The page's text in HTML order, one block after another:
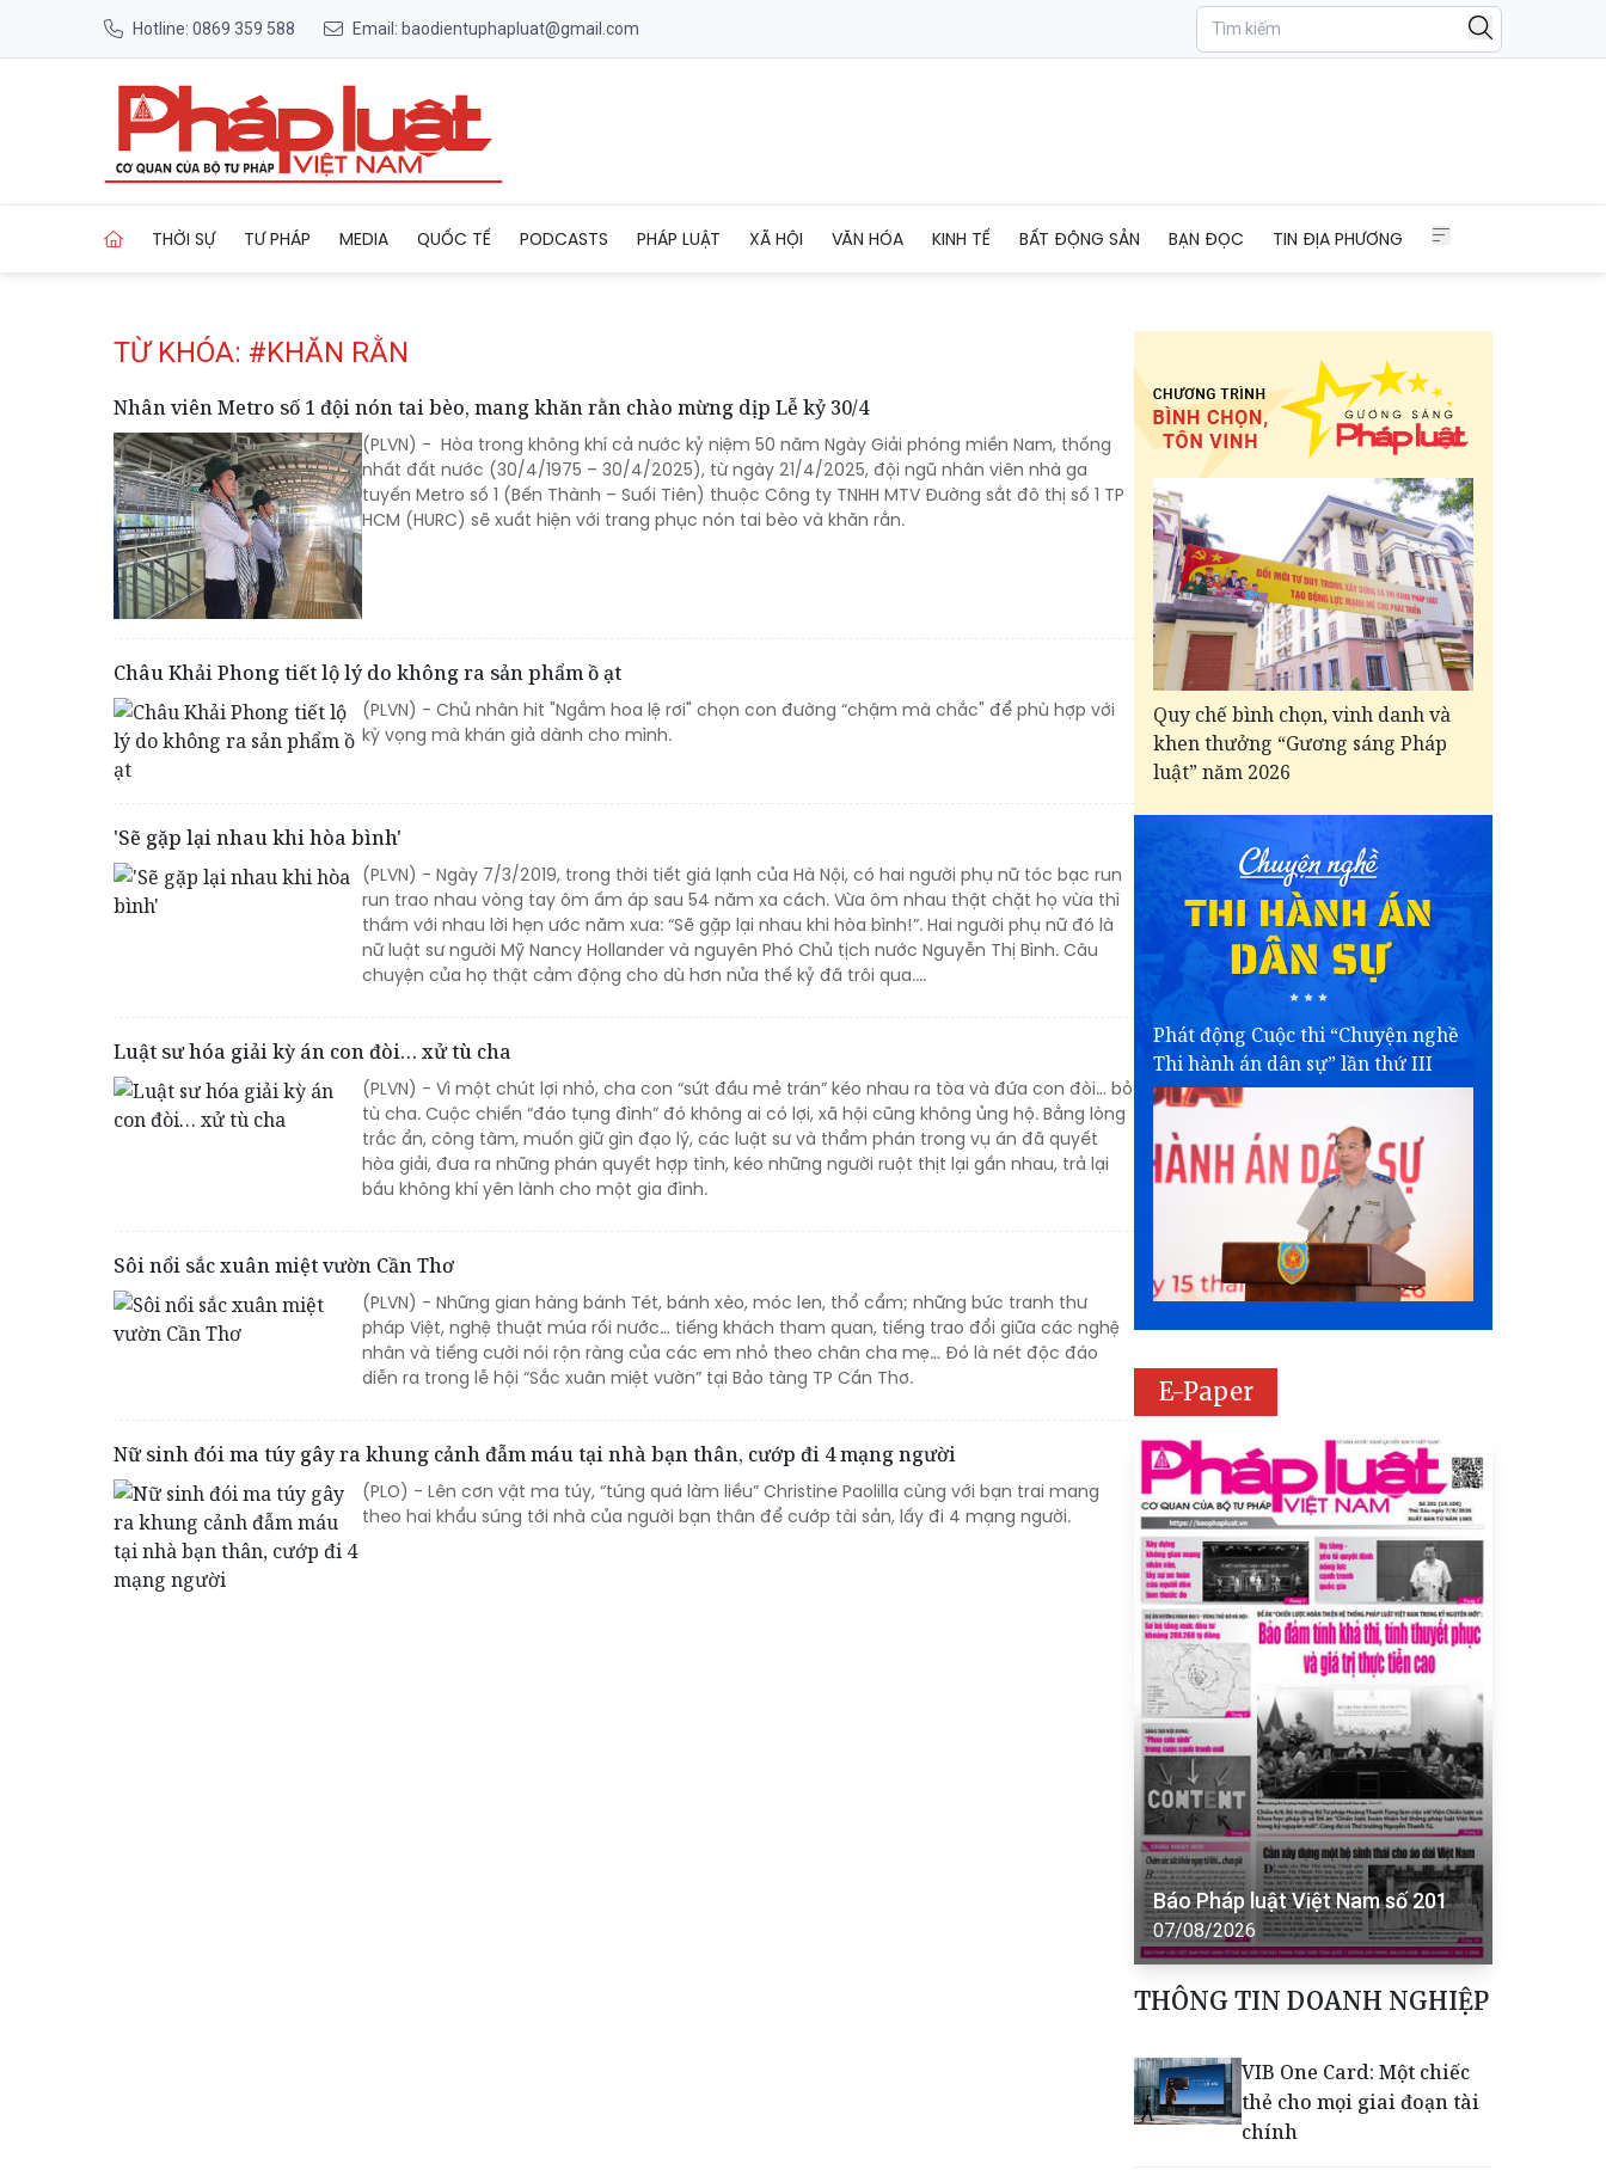
Hotline: 0869 359 588 Email: baodientuphapluat@gmail.com
THỜI SỰ TƯ PHÁP MEDIA QUỐC TẾ PODCASTS PHÁP LUẬT XÃ HỘI VĂN HÓA KINH TẾ BẤT ĐỘNG SẢN BẠN ĐỌC TIN ĐỊA PHƯƠNG
TỪ KHÓA: #KHĂN RẰN
Nhân viên Metro số 1 đội nón tai bèo, mang khăn rằn chào mừng dịp Lễ kỷ 30/4
(PLVN) - Hòa trong không khí cả nước kỷ niệm 50 năm Ngày Giải phóng miền Nam, thống
nhất đất nước (30/4/1975 – 30/4/2025), từ ngày 21/4/2025, đội ngũ nhân viên nhà ga
tuyến Metro số 1 (Bến Thành – Suối Tiên) thuộc Công ty TNHH MTV Đường sắt đô thị số 1 TP
HCM (HURC) sẽ xuất hiện với trang phục nón tai bèo và khăn rằn.
Châu Khải Phong tiết lộ lý do không ra sản phẩm ồ ạt
(PLVN) - Chủ nhân hit "Ngắm hoa lệ rơi" chọn con đường “chậm mà chắc" để phù hợp với
kỳ vọng mà khán giả dành cho mình.
'Sẽ gặp lại nhau khi hòa bình'
(PLVN) - Ngày 7/3/2019, trong thời tiết giá lạnh của Hà Nội, có hai người phụ nữ tóc bạc run
run trao nhau vòng tay ôm ấm áp sau 54 năm xa cách. Vừa ôm nhau thật chặt họ vừa thì
thầm với nhau lời hẹn ước năm xưa: “Sẽ gặp lại nhau khi hòa bình!”. Hai người phụ nữ đó là
nữ luật sư người Mỹ Nancy Hollander và nguyên Phó Chủ tịch nước Nguyễn Thị Bình. Câu
chuyện của họ thật cảm động cho dù hơn nửa thế kỷ đã trôi qua....
Luật sư hóa giải kỳ án con đòi… xử tù cha
(PLVN) - Vì một chút lợi nhỏ, cha con “sứt đầu mẻ trán” kéo nhau ra tòa và đứa con đòi… bỏ
tù cha. Cuộc chiến “đáo tụng đình” đó không ai có lợi, xã hội cũng không ủng hộ. Bằng lòng
trắc ẩn, công tâm, muốn giữ gìn đạo lý, các luật sư và thẩm phán trong vụ án đã quyết
hòa giải, đưa ra những phán quyết hợp tình, kéo những người ruột thịt lại gần nhau, trả lại
bầu không khí yên lành cho một gia đình.
Sôi nổi sắc xuân miệt vườn Cần Thơ
(PLVN) - Những gian hàng bánh Tét, bánh xèo, móc len, thổ cẩm; những bức tranh thư
pháp Việt, nghệ thuật múa rối nước… tiếng khách tham quan, tiếng trao đổi giữa các nghệ
nhân và tiếng cười nói rộn ràng của các em nhỏ theo chân cha mẹ… Đó là nét độc đáo
diễn ra trong lễ hội “Sắc xuân miệt vườn” tại Bảo tàng TP Cần Thơ.
Nữ sinh đói ma túy gây ra khung cảnh đẫm máu tại nhà bạn thân, cướp đi 4 mạng người
(PLO) - Lên cơn vật ma túy, “túng quá làm liều” Christine Paolilla cùng với bạn trai mang
theo hai khẩu súng tới nhà của người bạn thân để cướp tài sản, lấy đi 4 mạng người.
Quy chế bình chọn, vinh danh và
khen thưởng “Gương sáng Pháp
luật” năm 2026
Phát động Cuộc thi “Chuyện nghề
Thi hành án dân sự” lần thứ III
E-Paper
Báo Pháp luật Việt Nam số 201
07/08/2026
THÔNG TIN DOANH NGHIỆP
VIB One Card: Một chiếc
thẻ cho mọi giai đoạn tài
chính